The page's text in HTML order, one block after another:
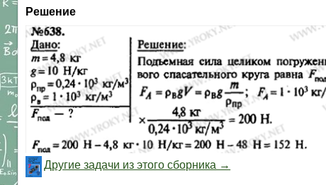
Решение
Другие задачи из этого сборника →